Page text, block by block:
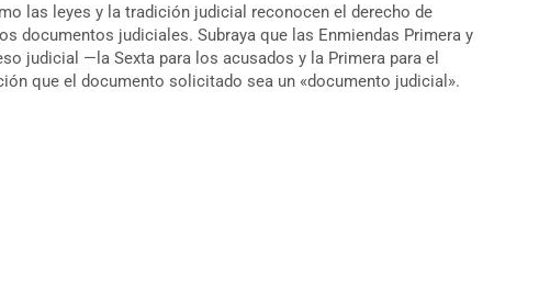
las leyes y la tradición judicial reconocen el derecho de
documentos judiciales. Subraya que las Enmiendas Primera y
judicial —la Sexta para los acusados y la Primera para el
que el documento solicitado sea un «documento judicial».